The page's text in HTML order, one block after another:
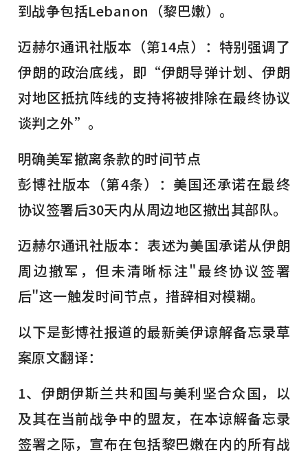
到战争包括Lebanon（黎巴嫩）。
迈赫尔通讯社版本（第14点）：特别强调了
伊朗的政治底线，即“伊朗导弹计划、伊朗
对地区抵抗阵线的支持将被排除在最终协议
谈判之外”。
明确美军撤离条款的时间节点
彭博社版本（第4条）：美国还承诺在最终
协议签署后30天内从周边地区撤出其部队。
迈赫尔通讯社版本：表述为美国承诺从伊朗
周边撤军，但未清晰标注"最终协议签署
后"这一触发时间节点，措辞相对模糊。
以下是彭博社报道的最新美伊谅解备忘录草
案原文翻译：
1、伊朗伊斯兰共和国与美利坚合众国，以
及其在当前战争中的盟友，在本谅解备忘录
签署之际，宣布在包括黎巴嫩在内的所有战